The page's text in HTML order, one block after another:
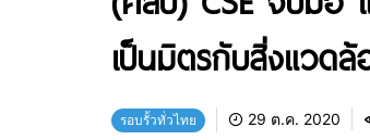
เป็นมิตรกับสิ่งแวด
รอบรั้วทั่วไทย 29 ต.ค. 2020